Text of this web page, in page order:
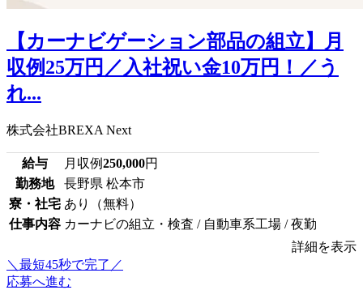
【カーナビゲーション部品の組立】月
収例25万円／入社祝い金10万円！／う
れ...
株式会社BREXA Next
給与 月収例250,000円
勤務地
長野県 松本市
寮・社宅 あり（無料）
仕事内容 カーナビの組立・検査 / 自動車系工場 / 夜勤
詳細を表示
＼最短45秒で完了／
応募へ進む